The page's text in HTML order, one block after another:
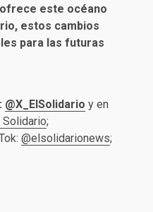
este océano
estos cambios
para las futuras
@X_ElSolidario y en
Solidario;
@elsolidarionews;